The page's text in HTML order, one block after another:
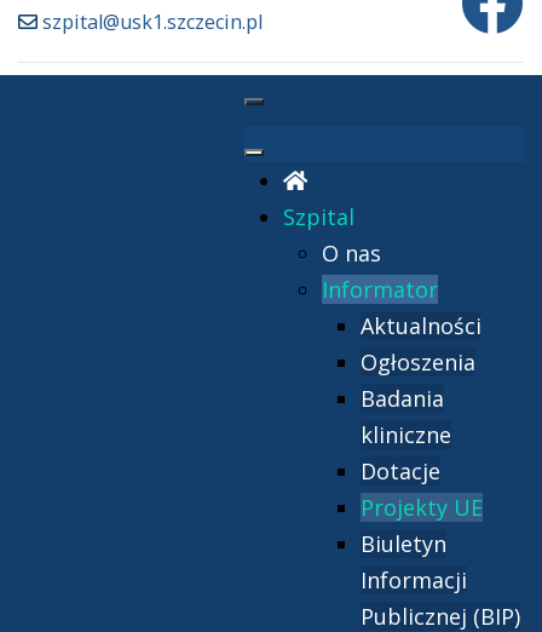
szpital@usk1.szczecin.pl
Szpital
O nas
Informator
Aktualności
Ogłoszenia
Badania
kliniczne
Dotacje
Projekty UE
Biuletyn
Informacji
Publicznej (BIP)